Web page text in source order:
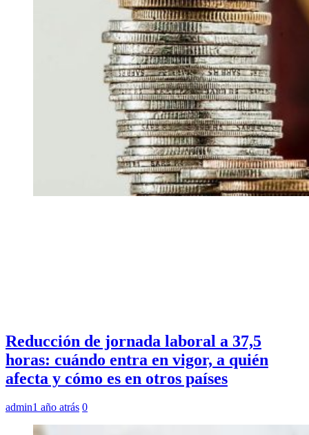
Reducción de jornada laboral a 37,5
horas: cuándo entra en vigor, a quién
afecta y cómo es en otros países
admin1 año atrás 0